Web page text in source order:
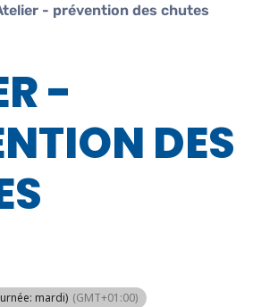
- prévention des chutes
-
DES
mardi) (GMT+01:00)